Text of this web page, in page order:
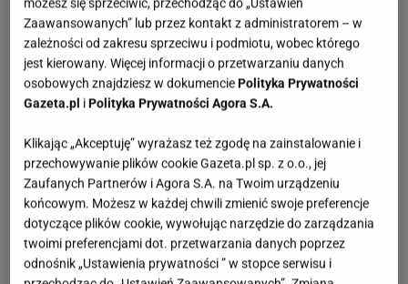
możesz się sprzeciwić, przechodząc do „Ustawień
Zaawansowanych” lub przez kontakt z administratorem – w
zależności od zakresu sprzeciwu i podmiotu, wobec którego
jest kierowany. Więcej informacji o przetwarzaniu danych
osobowych znajdziesz w dokumencie Polityka Prywatności
Gazeta.pl i Polityka Prywatności Agora S.A.
Klikając „Akceptuję” wyrażasz też zgodę na zainstalowanie i
przechowywanie plików cookie Gazeta.pl sp. z o.o., jej
Zaufanych Partnerów i Agora S.A. na Twoim urządzeniu
końcowym. Możesz w każdej chwili zmienić swoje preferencje
dotyczące plików cookie, wywołując narzędzie do zarządzania
twoimi preferencjami dot. przetwarzania danych poprzez
odnośnik „Ustawienia prywatności ” w stopce serwisu i